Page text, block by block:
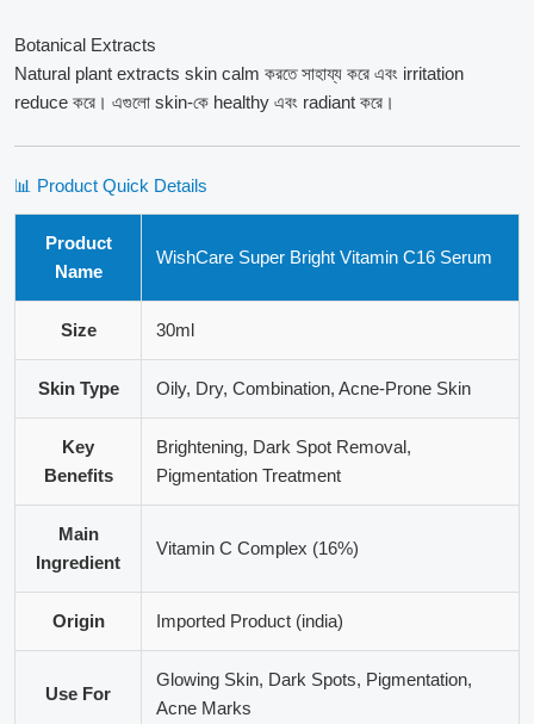
Botanical Extracts
Natural plant extracts skin calm করতে সাহায্য করে এবং irritation
reduce করে। এগুলো skin-কে healthy এবং radiant করে।
📊 Product Quick Details
Product
Name
WishCare Super Bright Vitamin C16 Serum
Size 30ml
Skin Type Oily, Dry, Combination, Acne-Prone Skin
Key
Benefits
Brightening, Dark Spot Removal,
Pigmentation Treatment
Main
Ingredient
Vitamin C Complex (16%)
Origin Imported Product (india)
Use For
Glowing Skin, Dark Spots, Pigmentation,
Acne Marks